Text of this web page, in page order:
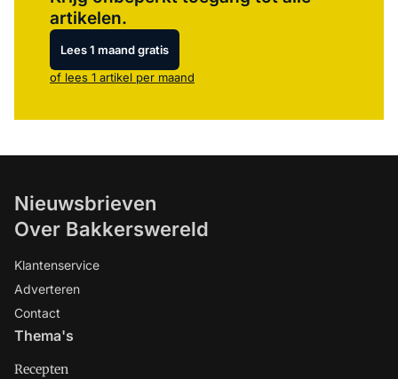
artikelen.
Lees 1 maand gratis
of lees 1 artikel per maand
Nieuwsbrieven
Over Bakkerswereld
Klantenservice
Adverteren
Contact
Thema's
Recepten